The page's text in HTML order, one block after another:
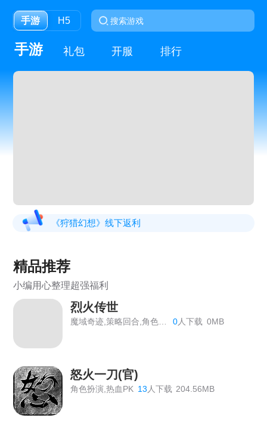
手游 H5
手游 礼包 开服 排行
《狩猎幻想》线下返利
《战Online》首服开启
《战Online》线下返利活动公告
《大圣外传》线下返利活动总览
《热血大明》线下累充活动
《百战沙城》长期线下返利活动，有新增道具
精品推荐
小编用心整理超强福利
烈火传世
魔域奇迹,策略回合,角色扮演 0人下载 0MB
怒火一刀(官)
角色扮演,热血PK 13 人下载 204.56MB